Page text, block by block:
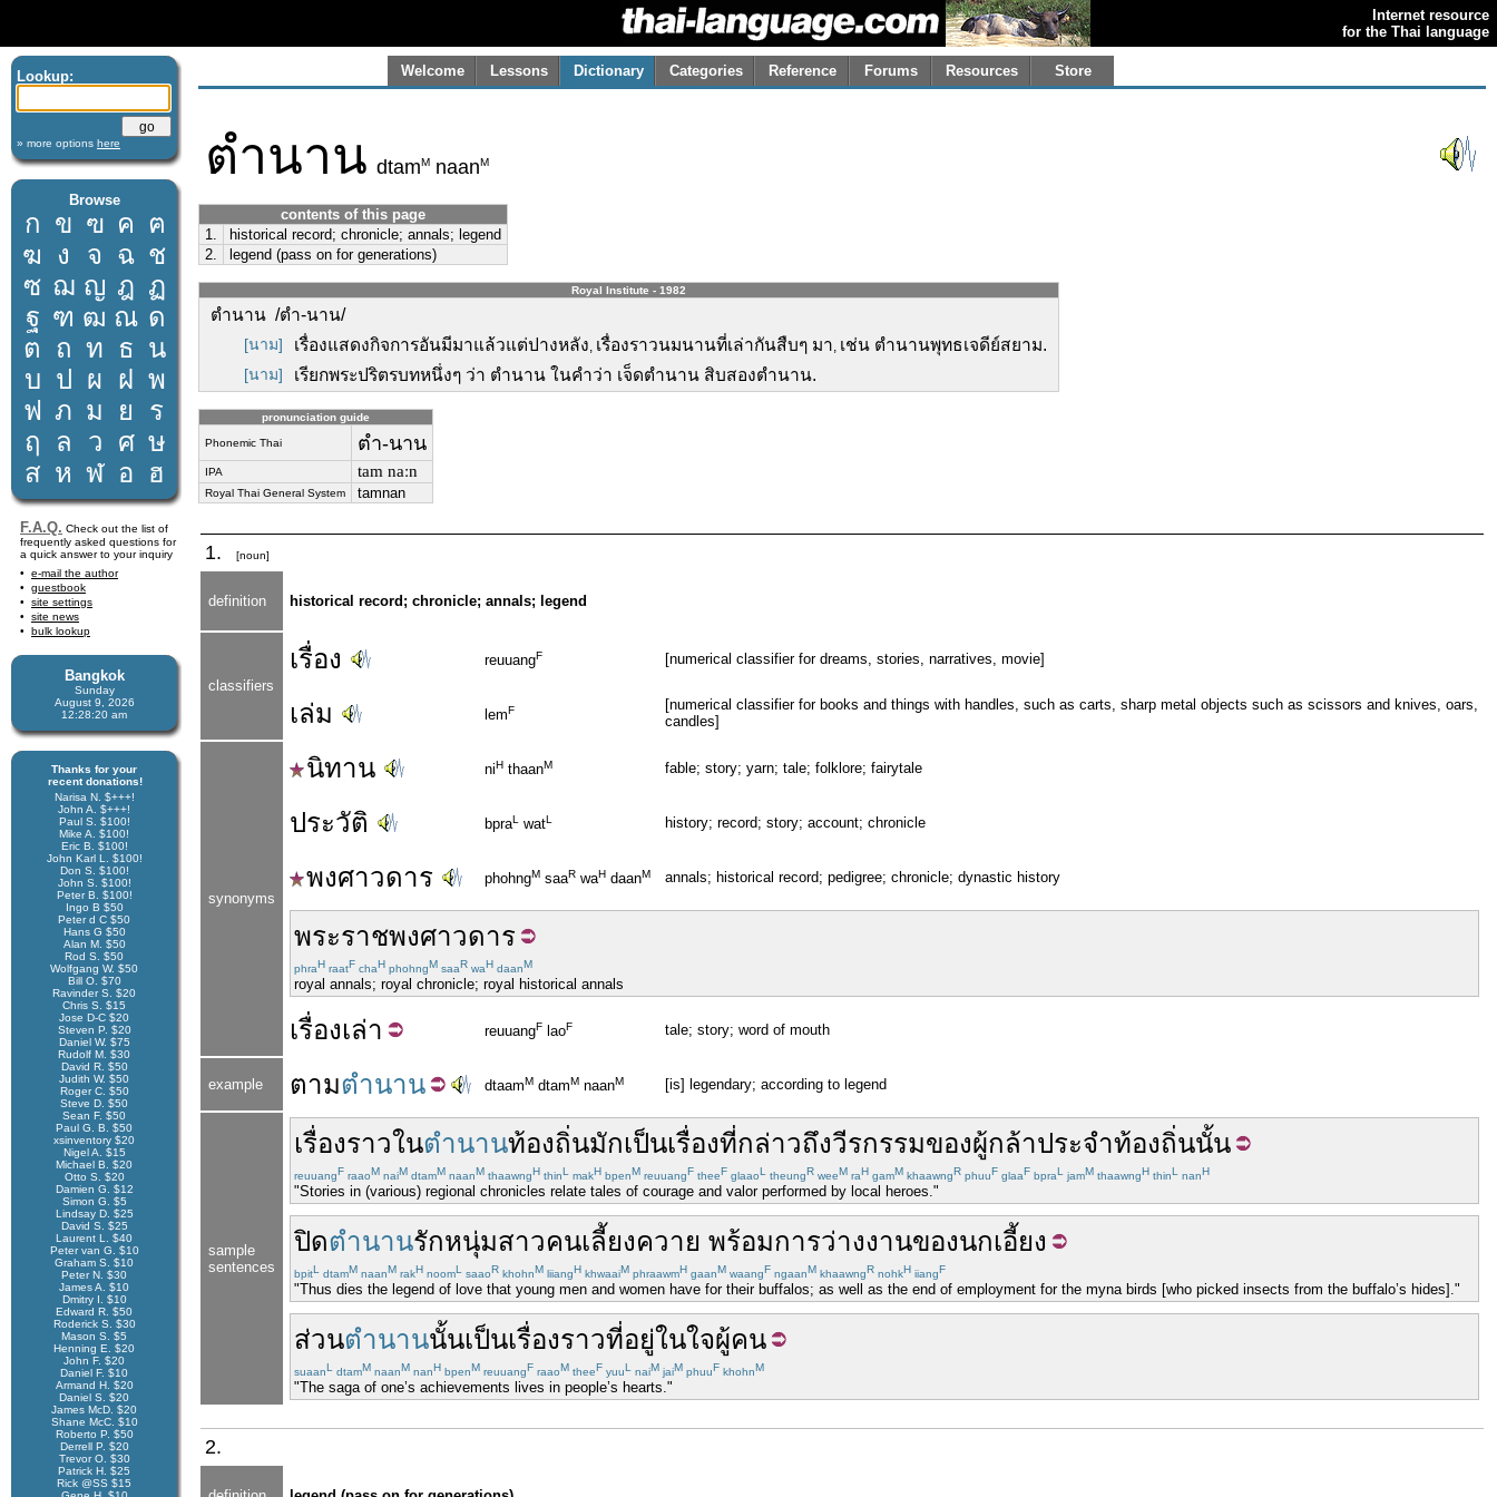
Internet resource
for the Thai language
Lookup:
» more options here
Browse
ก ข ฃ ค ฅ
ฆ ง จ ฉ ช
ซ ฌ ญ ฎ ฏ
ฐ ฑ ฒ ณ ด
ต ถ ท ธ น
บ ป ผ ฝ พ
ฟ ภ ม ย
ร
ฤ
ล ว ศ ษ
ส ห ฬ อ ฮ
F.A.Q. Check out the list of
frequently asked questions for
a quick answer to your inquiry
e-mail the author
guestbook
site settings
site news
bulk lookup
Bangkok
Sunday
August 9, 2026
12:28:20 am
Thanks for your
recent donations!
Narisa N. $+++!
John A. $+++!
Paul S. $100!
Mike A. $100!
Eric B. $100!
John Karl L. $100!
Don S. $100!
John S. $100!
Peter B. $100!
Ingo B $50
Peter d C $50
Hans G $50
Alan M. $50
Rod S. $50
Wolfgang W. $50
Bill O. $70
Ravinder S. $20
Chris S. $15
Jose D-C $20
Steven P. $20
Daniel W. $75
Rudolf M. $30
David R. $50
Judith W. $50
Roger C. $50
Steve D. $50
Sean F. $50
Paul G. B. $50
xsinventory $20
Nigel A. $15
Michael B. $20
Otto S. $20
Damien G. $12
Simon G. $5
Lindsay D. $25
David S. $25
Laurent L. $40
Peter van G. $10
Graham S. $10
Peter N. $30
James A. $10
Dmitry I. $10
Edward R. $50
Roderick S. $30
Mason S. $5
Henning E. $20
John F. $20
Daniel F. $10
Armand H. $20
Daniel S. $20
James McD. $20
Shane McC. $10
Roberto P. $50
Derrell P. $20
Trevor O. $30
Patrick H. $25
Rick @SS $15
Welcome Lessons Dictionary Categories Reference Forums Resources Store
ตำนาน dtamM naanM
contents of this page
1.
historical record; chronicle; annals; legend
2.
legend (pass on for generations)
Royal Institute - 1982
ตำนาน /ตำ-นาน/
[นาม] เรื่องแสดงกิจการอันมีมาแล้วแต่ปางหลัง, เรื่องราวนมนานที่เล่ากันสืบๆ มา, เช่น ตำนานพุทธเจดีย์สยาม.
[นาม] เรียกพระปริตรบทหนึ่งๆ ว่า ตำนาน ในคำว่า เจ็ดตำนาน สิบสองตำนาน.
pronunciation guide
Phonemic Thai ตำ-นาน
IPA tam naːn
Royal Thai General System tamnan
1. [noun]
definition historical record; chronicle; annals; legend
classifiers
เรื่อง reuuangF [numerical classifier for dreams, stories, narratives, movie]
เล่ม lemF
[numerical classifier for books and things with handles, such as carts, sharp metal objects such as scissors and knives, oars,
candles]
synonyms
นิทาน niH thaanM fable; story; yarn; tale; folklore; fairytale
ประวัติ bpraL watL history; record; story; account; chronicle
พงศาวดาร phohngM saaR waH daanM annals; historical record; pedigree; chronicle; dynastic history
พระราชพงศาวดาร
phraH raatF chaH phohngM saaR waH daanM
royal annals; royal chronicle; royal historical annals
เรื่องเล่า reuuangF laoF tale; story; word of mouth
example ตามตำนาน dtaamM dtamM naanM [is] legendary; according to legend
sample
sentences
เรื่องราวในตำนานท้องถิ่นมักเป็นเรื่องที่กล่าวถึงวีรกรรมของผู้กล้าประจำท้องถิ่นนั้น
reuuangF raaoM naiM dtamM naanM thaawngH thinL makH bpenM reuuangF theeF glaaoL theungR weeM raH gamM khaawngR phuuF glaaF bpraL jamM thaawngH thinL nanH
"Stories in (various) regional chronicles relate tales of courage and valor performed by local heroes."
ปิดตำนานรักหนุ่มสาวคนเลี้ยงควาย พร้อมการว่างงานของนกเอี้ยง
bpitL dtamM naanM rakH noomL saaoR khohnM liiangH khwaaiM phraawmH gaanM waangF ngaanM khaawngR nohkH iiangF
"Thus dies the legend of love that young men and women have for their buffalos; as well as the end of employment for the myna birds [who picked insects from the buffalo’s hides]."
ส่วนตำนานนั้นเป็นเรื่องราวที่อยู่ในใจผู้คน
suaanL dtamM naanM nanH bpenM reuuangF raaoM theeF yuuL naiM jaiM phuuF khohnM
"The saga of one’s achievements lives in people’s hearts."
2.